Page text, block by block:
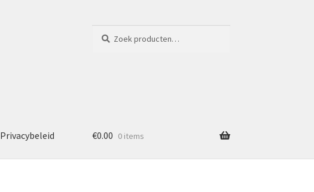
naar:
Privacybeleid €0.00 0 items